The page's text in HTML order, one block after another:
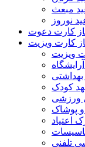
مبعث
نوروز
کارت دعوت
کارت ویزیت
ویزیت
کودک
ورزشی
پوشاک
اعتیاد
تلفنی